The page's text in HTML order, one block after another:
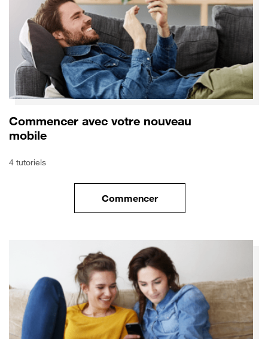
Commencer avec votre nouveau
mobile
4 tutoriels
Commencerle tuto pour Commencer avec